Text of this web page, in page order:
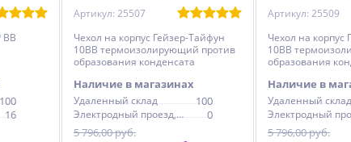
ВВ
100
16
Артикул: 25507
Чехол на корпус Гейзер-Тайфун
10ВВ термоизолирующий против
образования конденсата
Наличие в магазинах
Удаленный склад 100
Электродный проезд, 6с1
0
5 796,00 руб.
Артикул: 25509
Чехол на корпус
10ВВ
образования
Наличие в
Удаленный склад
5 796,00 руб.